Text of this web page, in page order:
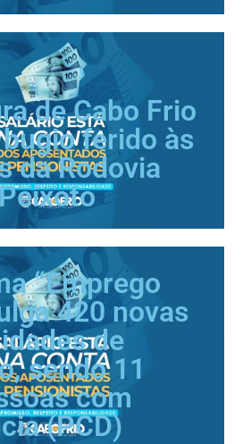
de Cabo Frio
ferido às
da Rodovia
“Emprego
420 novas
de
sendo 11
com
(PCD)